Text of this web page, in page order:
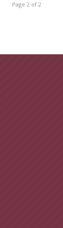
Page 2 of 2